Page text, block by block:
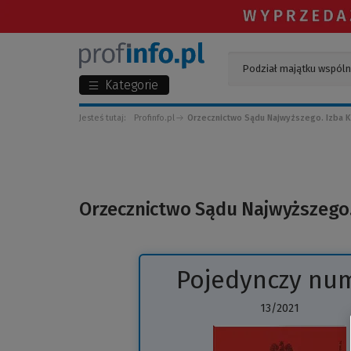
Kategorie
Jesteś tutaj: Profinfo.pl Orzecznictwo Sądu Najwyższego. Izba
Orzecznictwo Sądu
Pojedynczy
13/2021